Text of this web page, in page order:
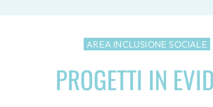
AREA INCLUSIONE SOCIALE
PROGETTI IN